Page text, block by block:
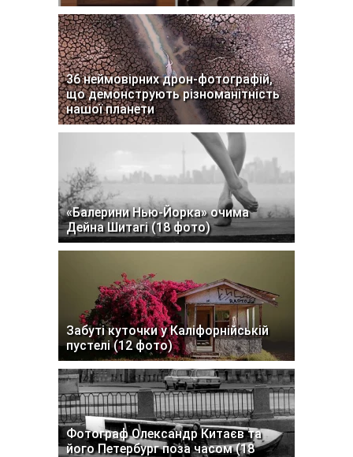
36 неймовірних дрон-фотографій,
що демонструють різноманітність
нашої планети
«Балерини Нью-Йорка» очима
Дейна Шитагі (18 фото)
Забуті куточки у Каліфорнійській
пустелі (12 фото)
Фотограф Олександр Китаєв та
його Петербург поза часом (18